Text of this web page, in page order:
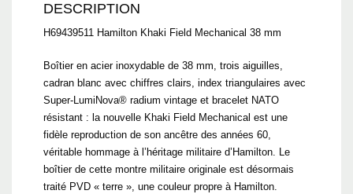
DESCRIPTION
H69439511 Hamilton Khaki Field Mechanical 38 mm
Boîtier en acier inoxydable de 38 mm, trois aiguilles,
cadran blanc avec chiffres clairs, index triangulaires avec
Super-LumiNova® radium vintage et bracelet NATO
résistant : la nouvelle Khaki Field Mechanical est une
fidèle reproduction de son ancêtre des années 60,
véritable hommage à l’héritage militaire d’Hamilton. Le
boîtier de cette montre militaire originale est désormais
traité PVD « terre », une couleur propre à Hamilton.